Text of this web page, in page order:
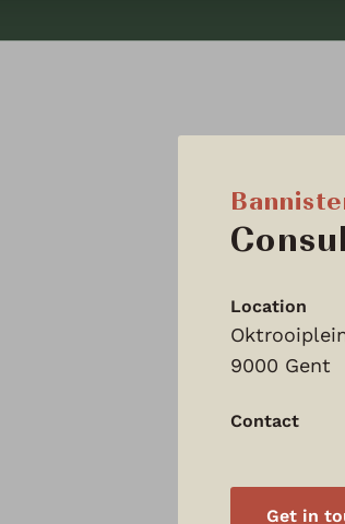
Location
9000 Gent
Contact
Get in